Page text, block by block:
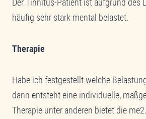
häufig sehr stark mental belastet.
Therapie
Habe ich festgestellt welche
dann entsteht eine individuelle,
Therapie unter anderen bietet die